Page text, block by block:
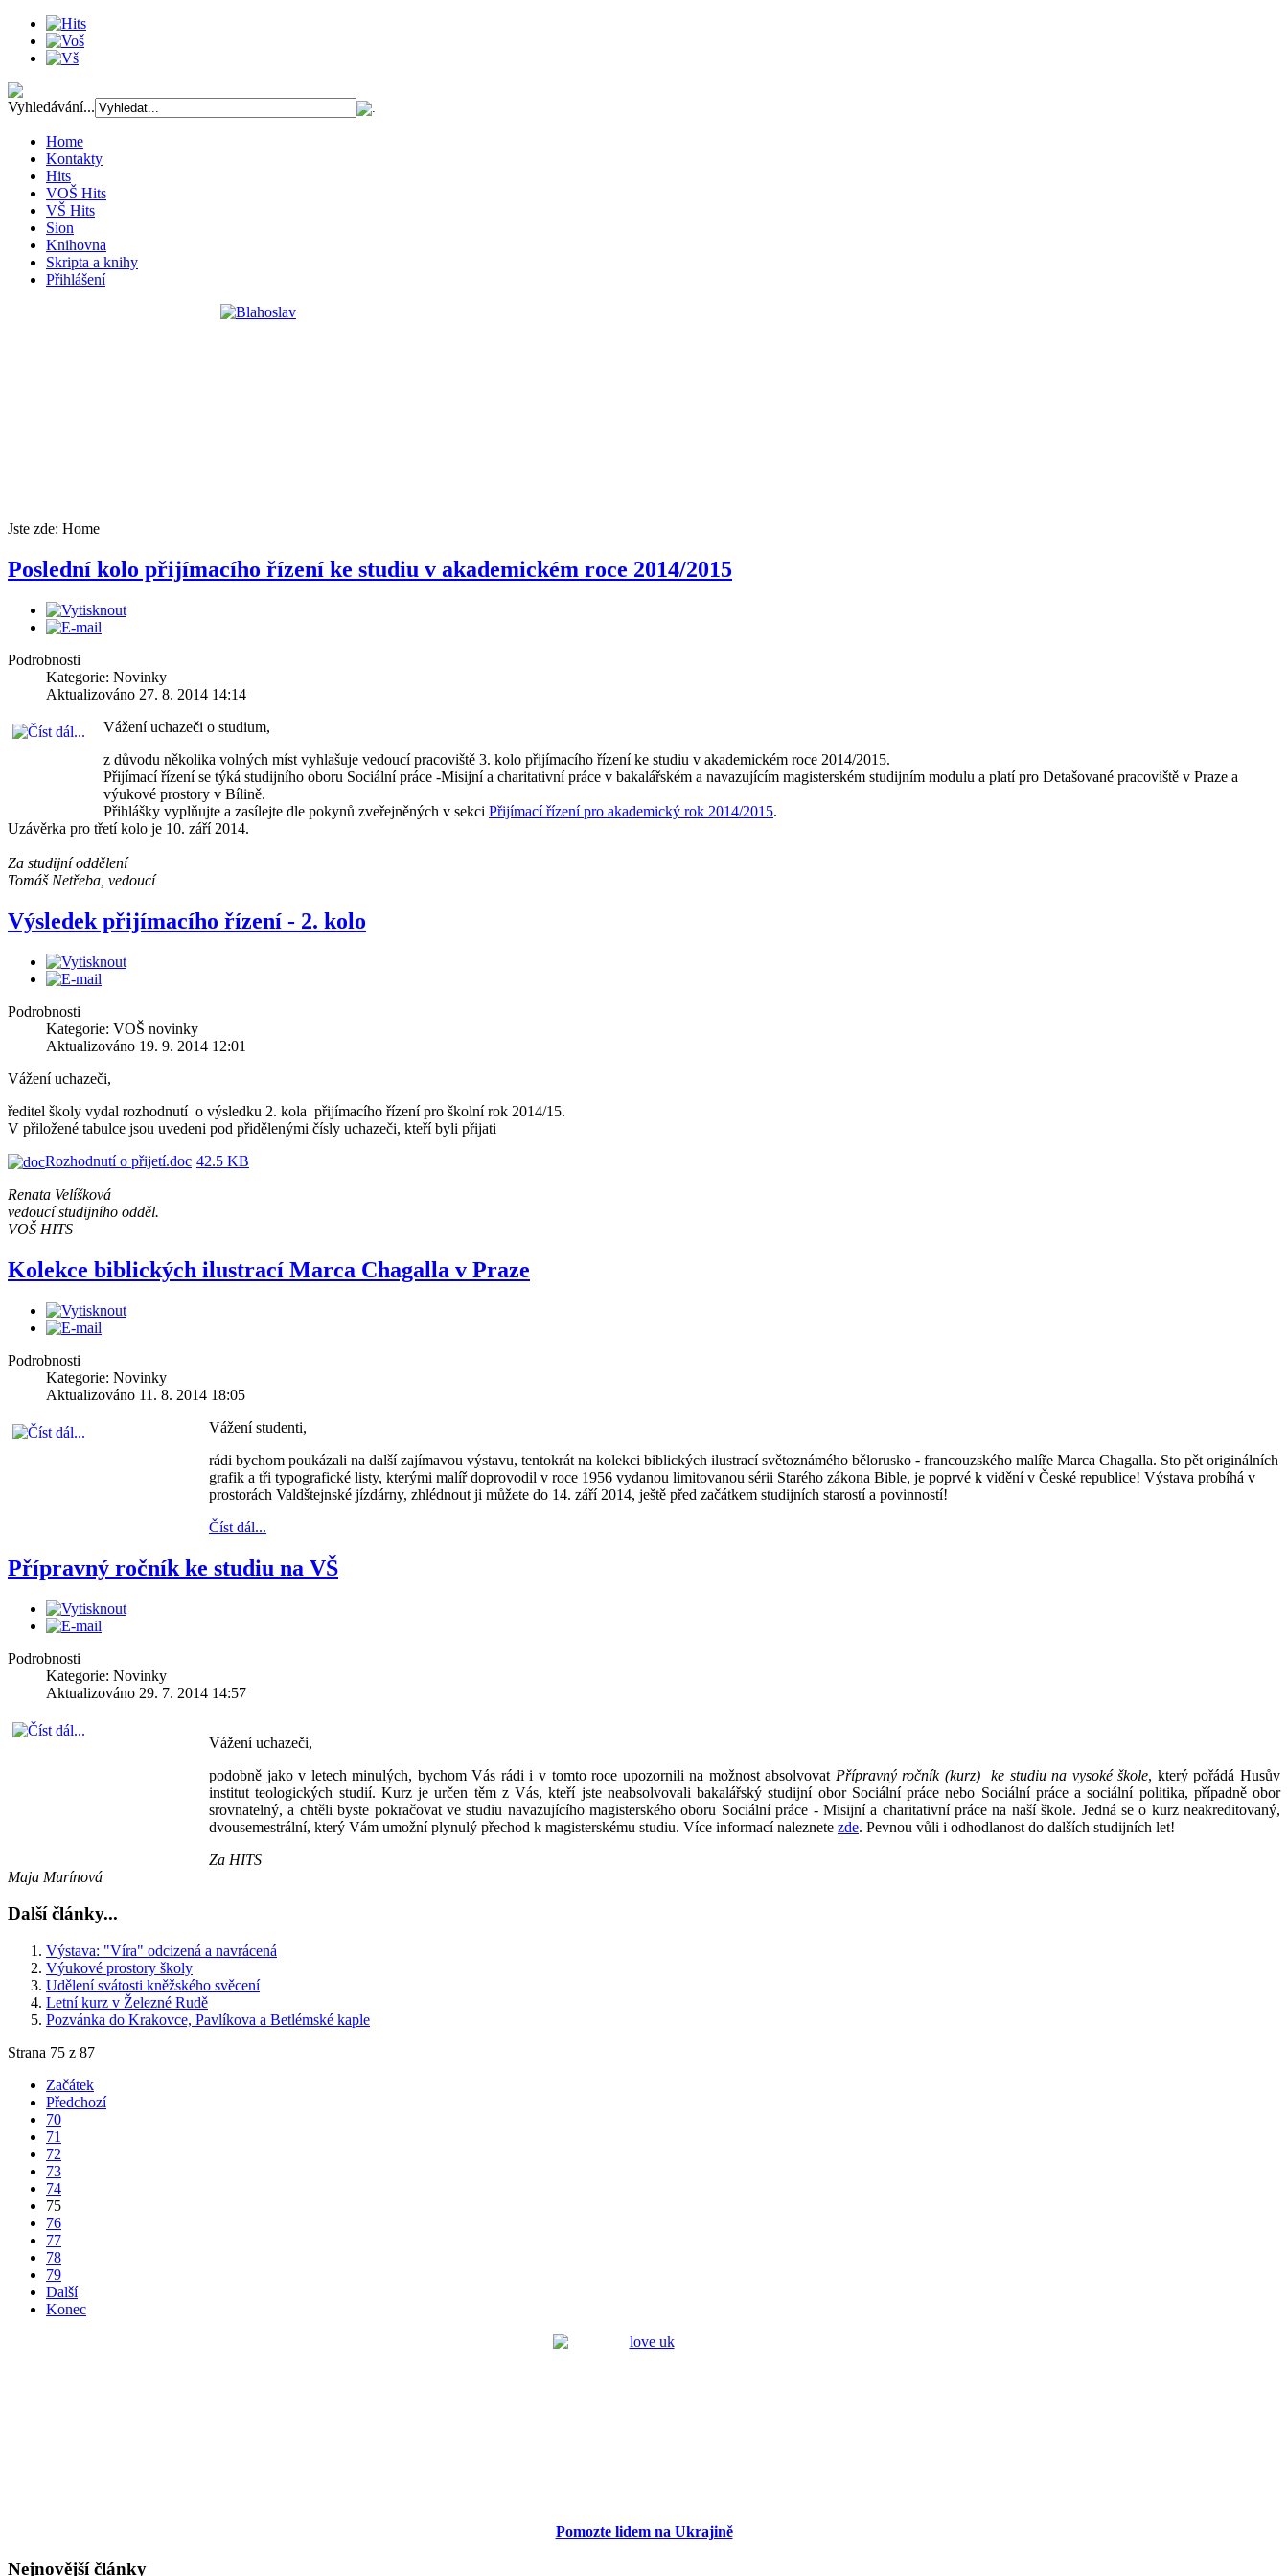
Vyhledávání...
Home
Kontakty
Hits
VOŠ Hits
VŠ Hits
Sion
Knihovna
Skripta a knihy
Přihlášení
Jste zde: Home
Poslední kolo přijímacího řízení ke studiu v akademickém roce 2014/2015
Podrobnosti
Kategorie: Novinky
Aktualizováno 27. 8. 2014 14:14
Vážení uchazeči o studium,
z důvodu několika volných míst vyhlašuje vedoucí pracoviště 3. kolo přijímacího řízení ke studiu v akademickém roce 2014/2015.
Přijímací řízení se týká studijního oboru Sociální práce -Misijní a charitativní práce v bakalářském a navazujícím magisterském studijním modulu a platí pro Detašované pracoviště v Praze a
výukové prostory v Bílině.
Přihlášky vyplňujte a zasílejte dle pokynů zveřejněných v sekci Přijímací řízení pro akademický rok 2014/2015.
Uzávěrka pro třetí kolo je 10. září 2014.
Za studijní oddělení
Tomáš Netřeba, vedoucí
Výsledek přijímacího řízení - 2. kolo
Podrobnosti
Kategorie: VOŠ novinky
Aktualizováno 19. 9. 2014 12:01
Vážení uchazeči,
ředitel školy vydal rozhodnutí o výsledku 2. kola přijímacího řízení pro školní rok 2014/15.
V přiložené tabulce jsou uvedeni pod přidělenými čísly uchazeči, kteří byli přijati
Rozhodnutí o přijetí.doc 42.5 KB
Renata Velíšková
vedoucí studijního odděl.
VOŠ HITS
Kolekce biblických ilustrací Marca Chagalla v Praze
Podrobnosti
Kategorie: Novinky
Aktualizováno 11. 8. 2014 18:05
Vážení studenti,
rádi bychom poukázali na další zajímavou výstavu, tentokrát na kolekci biblických ilustrací světoznámého bělorusko - francouzského malíře Marca Chagalla. Sto pět originálních
grafik a tři typografické listy, kterými malíř doprovodil v roce 1956 vydanou limitovanou sérii Starého zákona Bible, je poprvé k vidění v České republice! Výstava probíhá v
prostorách Valdštejnské jízdárny, zhlédnout ji můžete do 14. září 2014, ještě před začátkem studijních starostí a povinností!
Číst dál...
Přípravný ročník ke studiu na VŠ
Podrobnosti
Kategorie: Novinky
Aktualizováno 29. 7. 2014 14:57
Vážení uchazeči,
podobně jako v letech minulých, bychom Vás rádi i v tomto roce upozornili na možnost absolvovat Přípravný ročník (kurz) ke studiu na vysoké škole, který pořádá Husův
institut teologických studií. Kurz je určen těm z Vás, kteří jste neabsolvovali bakalářský studijní obor Sociální práce nebo Sociální práce a sociální politika, případně obor
srovnatelný, a chtěli byste pokračovat ve studiu navazujícího magisterského oboru Sociální práce - Misijní a charitativní práce na naší škole. Jedná se o kurz neakreditovaný,
dvousemestrální, který Vám umožní plynulý přechod k magisterskému studiu. Více informací naleznete zde. Pevnou vůli i odhodlanost do dalších studijních let!
Za HITS
Maja Murínová
Další články...
Výstava: "Víra" odcizená a navrácená
Výukové prostory školy
Udělení svátosti kněžského svěcení
Letní kurz v Železné Rudě
Pozvánka do Krakovce, Pavlíkova a Betlémské kaple
Strana 75 z 87
Začátek
Předchozí
70
71
72
73
74
75
76
77
78
79
Další
Konec
Pomozte lidem na Ukrajině
Nejnovější články